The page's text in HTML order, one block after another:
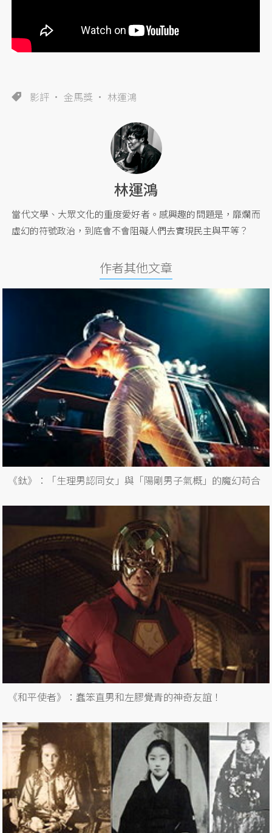
影評 金馬獎 林運鴻
林運鴻
當代文學、大眾文化的重度愛好者。感興趣的問題是，靡爛而
虛幻的符號政治，到底會不會阻礙人們去實現民主與平等？
作者其他文章
《鈦》：「生理男認同女」與「陽剛男子氣概」的魔幻苟合
《和平使者》：蠢笨直男和左膠覺青的神奇友誼！